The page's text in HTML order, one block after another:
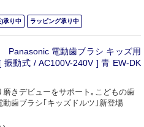
承り中 ラッピング承り中
Panasonic 電動歯ブラシ キッズ用
振動式 / AC100V-240V ] 青 EW-DK
磨きデビューをサポート｡こどもの歯
動歯ブラシ｢キッズドルツ｣新登場